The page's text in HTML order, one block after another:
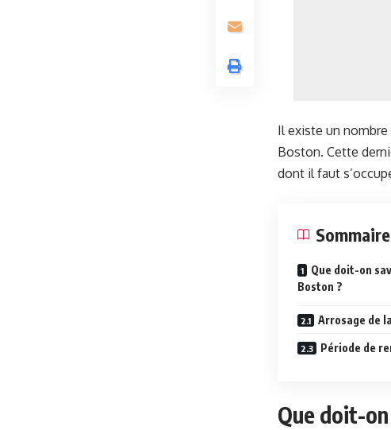
Il existe un
Boston. Cette
dont il faut
Sommaire
Que doit-on
Boston ?
Arrosage de
Période de
Que doit-